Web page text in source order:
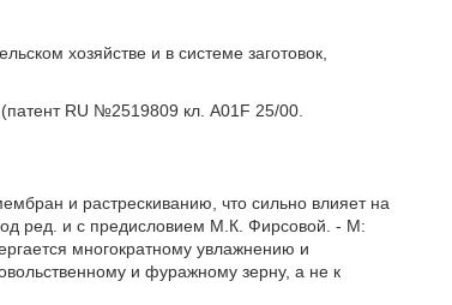
хозяйстве и в системе заготовок,
RU №2519809 кл. A01F 25/00.
и растрескиванию, что сильно влияет на
ред. и с предисловием М.К. Фирсовой. - М:
многократному увлажнению и
и фуражному зерну, а не к